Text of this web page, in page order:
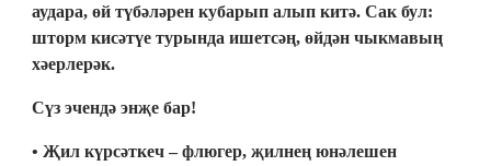
аудара, өй түбәләрен кубарып алып китә. Сак бул:
шторм кисәтүе турында ишетсәң, өйдән чыкмавың
хәерлерәк.
Сүз эчендә энҗе бар!
• Җил күрсәткеч – флюгер, җилнең юнәлешен